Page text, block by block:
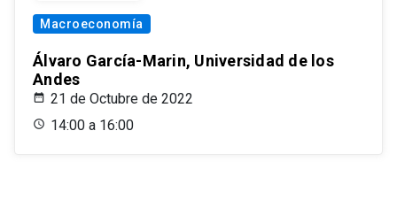
Macroeconomía
Álvaro García-Marin, Universidad de los
Andes
21 de Octubre de 2022
14:00 a 16:00